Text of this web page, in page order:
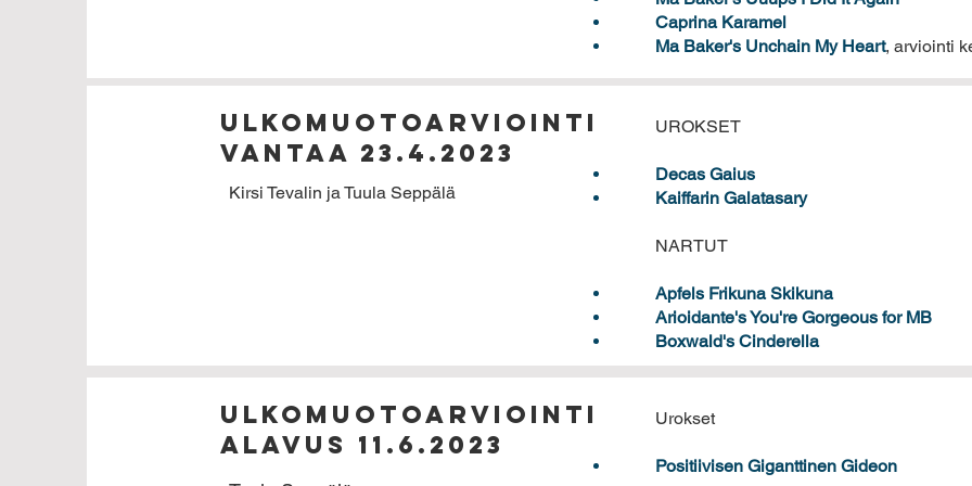
Caprina Karamel
Ma Baker's Unchain My Heart, arviointi
Ulkomuotoarviointi
Vantaa 23.4.2023
Kirsi Tevalin ja Tuula Seppälä
UROKSET
Decas Gaius
Kaiffarin Galatasary
NARTUT
Apfels Frikuna Skikuna
Arioidante's You're Gorgeous for MB
Boxwald's Cinderella
Ulkomuotoarviointi
Alavus 11.6.2023
Urokset
Positiivisen Giganttinen Gideon